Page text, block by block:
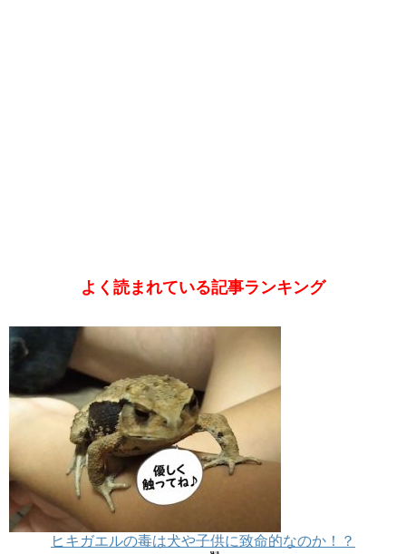
よく読まれている記事ランキング
ヒキガエルの毒は犬や子供に致命的なのか！？